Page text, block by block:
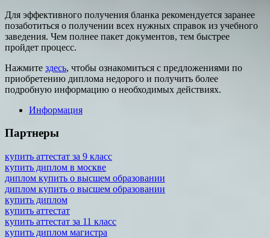
Для эффективного получения бланка рекомендуется заранее
позаботиться о получении всех нужных справок из учебного
заведения. Чем полнее пакет документов, тем быстрее
пройдет процесс.
Нажмите здесь, чтобы ознакомиться с предложениями по
приобретению диплома недорого и получить более
подробную информацию о необходимых действиях.
Информация
Партнеры
купить аттестат за 9 класс
купить диплом в москве
диплом купить о высшем образовании
диплом купить о высшем образовании
купить диплом
купить аттестат
купить аттестат за 11 класс
купить диплом магистра